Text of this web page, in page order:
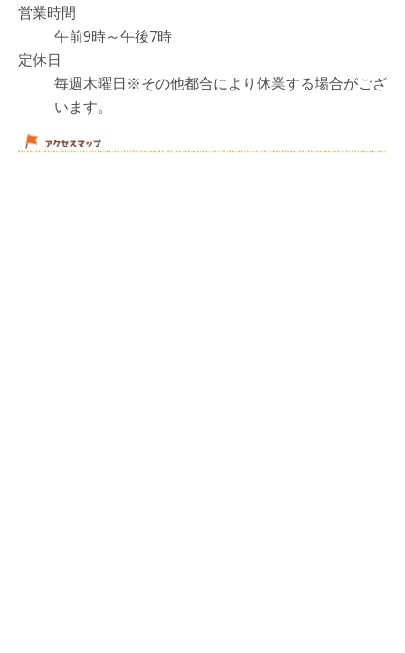
営業時間
午前9時～午後7時
定休日
毎週木曜日※その他都合により休業する場合がござ
います。